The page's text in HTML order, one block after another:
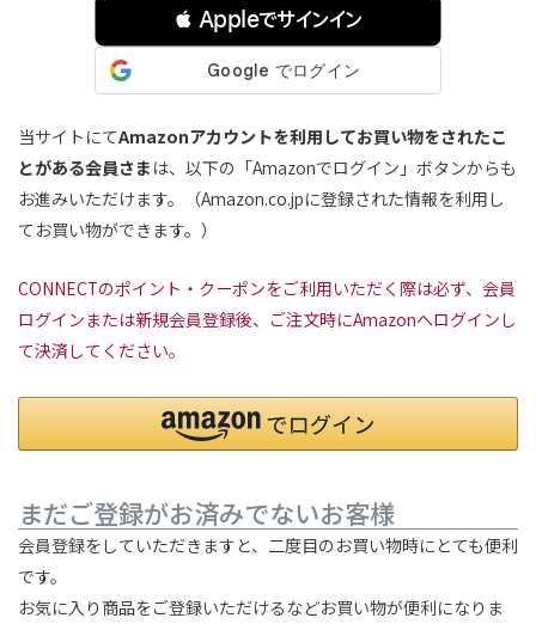
 Appleでサインイン
当サイトにてAmazonアカウントを利用してお買い物をされたこ
とがある会員さま は、以下の「Amazonでログイン」ボタンからも
お進みいただけます。（Amazon.co.jpに登録された情報を利用し
てお買い物ができます。）
CONNECTのポイント・クーポンをご利用いただく際は必ず、会員
ログインまたは新規会員登録後、ご注文時にAmazonへログインし
て決済してください。
まだご登録がお済みでないお客様
会員登録をしていただきますと、二度目のお買い物時にとても便利
です。
お気に入り商品をご登録いただけるなどお買い物が便利になりま